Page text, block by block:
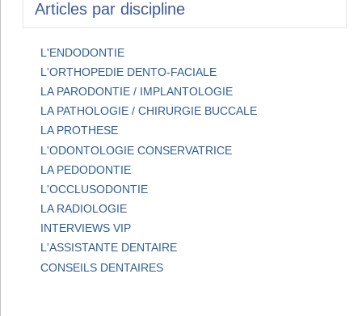
Articles par discipline
L'ENDODONTIE
L'ORTHOPEDIE DENTO-FACIALE
LA PARODONTIE / IMPLANTOLOGIE
LA PATHOLOGIE / CHIRURGIE BUCCALE
LA PROTHESE
L'ODONTOLOGIE CONSERVATRICE
LA PEDODONTIE
L'OCCLUSODONTIE
LA RADIOLOGIE
INTERVIEWS VIP
L'ASSISTANTE DENTAIRE
CONSEILS DENTAIRES